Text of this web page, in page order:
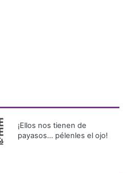
¡Ellos nos tienen de
payasos… pélenles el ojo!